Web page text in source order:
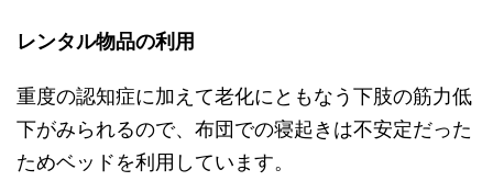
レンタル物品の利用
重度の認知症に加えて老化にともなう下肢の筋力低
下がみられるので、布団での寝起きは不安定だった
ためベッドを利用しています。